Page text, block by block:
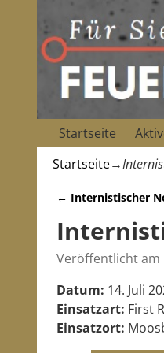
Startseite
Startseite→
← Internistischer
Veröffentlicht am
Datum: 14. Juli
Einsatzart: First
Einsatzort: